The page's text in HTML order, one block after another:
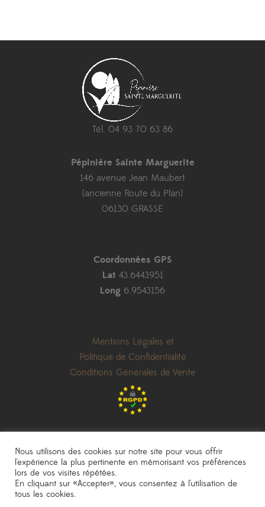
Tél. 04 93 70 63 86
Pépinière Sainte Marguerite
146 avenue Jean Maubert
(ancienne Route du Plan)
06130 GRASSE
Coordonnées GPS
Lat 43.6443951
Long 6.9543156
Mentions Légales et
Politique de Confidentialité
Conditions Générales de Vente
les prix indiqués sont donnés à titre indicatif et peuvent être modifiés sans
Nous utilisons des cookies sur notre site pour vous offrir
l'expérience la plus pertinente en mémorisant vos préférences
lors de vos visites répétées.
En cliquant sur «Accepter», vous consentez à l'utilisation de
tous les cookies.